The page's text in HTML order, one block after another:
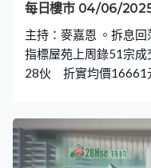
每日樓市 04/06/
主持：麥嘉恩 。拆息
指標屋苑上周錄51宗成
28伙 折實均價16661